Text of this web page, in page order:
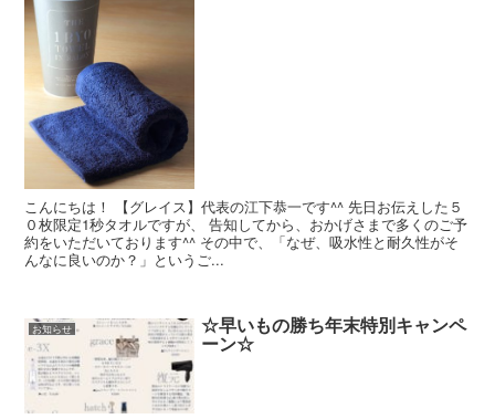
こんにちは！ 【グレイス】代表の江下恭一です^^ 先日お伝えした５
０枚限定1秒タオルですが、 告知してから、おかげさまで多くのご予
約をいただいております^^ その中で、「なぜ、吸水性と耐久性がそ
んなに良いのか？」というご...
お知らせ ☆早いもの勝ち年末特別キャンペ
ーン☆